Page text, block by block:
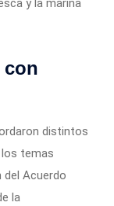
y la marina
con
distintos
temas
Acuerdo
la